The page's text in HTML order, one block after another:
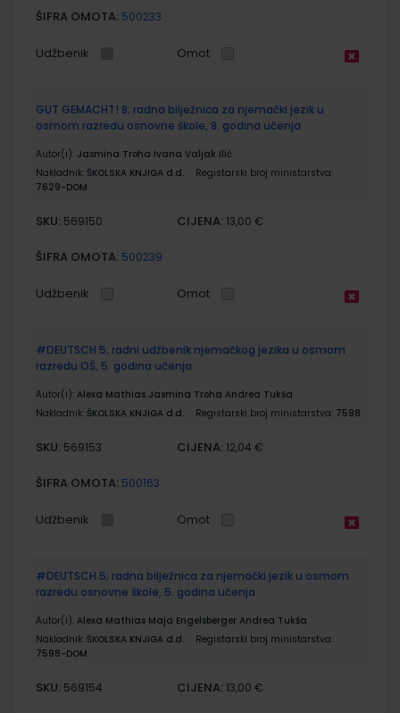
ŠIFRA OMOTA: 500233
Udžbenik Omot
GUT GEMACHT! 8; radna bilježnica za njemački jezik u
osmom razredu osnovne škole, 8. godina učenja
Autor(i): Jasmina Troha Ivana Valjak Ilić
Nakladnik: ŠKOLSKA KNJIGA d.d.
Registarski broj ministarstva:
7629-DOM
SKU: 569150 CIJENA: 13,00 €
ŠIFRA OMOTA: 500239
Udžbenik Omot
#DEUTSCH 5; radni udžbenik njemačkog jezika u osmom
razredu OŠ, 5. godina učenja
Autor(i): Alexa Mathias Jasmina Troha Andrea Tukša
Nakladnik: ŠKOLSKA KNJIGA d.d. Registarski broj ministarstva: 7598
SKU: 569153 CIJENA: 12,04 €
ŠIFRA OMOTA: 500163
Udžbenik Omot
#DEUTSCH 5; radna bilježnica za njemački jezik u osmom
razredu osnovne škole, 5. godina učenja
Autor(i): Alexa Mathias Maja Engelsberger Andrea Tukša
Nakladnik: ŠKOLSKA KNJIGA d.d.
Registarski broj ministarstva:
7598-DOM
SKU: 569154 CIJENA: 13,00 €